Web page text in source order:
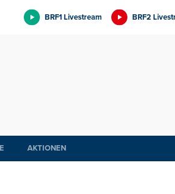
BRF1 Livestream BRF2
AKTIONEN